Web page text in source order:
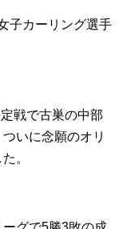
子カーリング選手
戦で古巣の中部
いに念願のオリ
。